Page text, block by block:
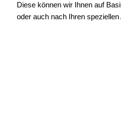
Diese können wir Ihnen auf
oder auch nach Ihren